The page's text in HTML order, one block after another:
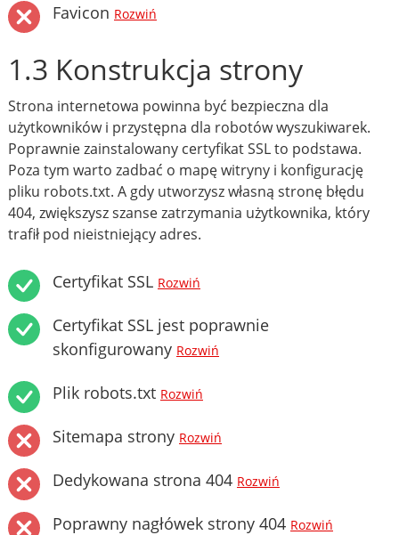
Favicon Rozwiń
1.3 Konstrukcja strony
Strona internetowa powinna być bezpieczna dla
użytkowników i przystępna dla robotów wyszukiwarek.
Poprawnie zainstalowany certyfikat SSL to podstawa.
Poza tym warto zadbać o mapę witryny i konfigurację
pliku robots.txt. A gdy utworzysz własną stronę błędu
404, zwiększysz szanse zatrzymania użytkownika, który
trafił pod nieistniejący adres.
Certyfikat SSL Rozwiń
Certyfikat SSL jest poprawnie
skonfigurowany Rozwiń
Plik robots.txt Rozwiń
Sitemapa strony Rozwiń
Dedykowana strona 404 Rozwiń
Poprawny nagłówek strony 404 Rozwiń